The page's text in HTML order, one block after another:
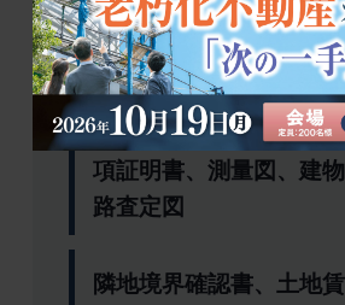
＜今回提出した物納関係書
住宅地図、公図、土地
項証明書、測量図、建
路査定図
隣地境界確認書、土地